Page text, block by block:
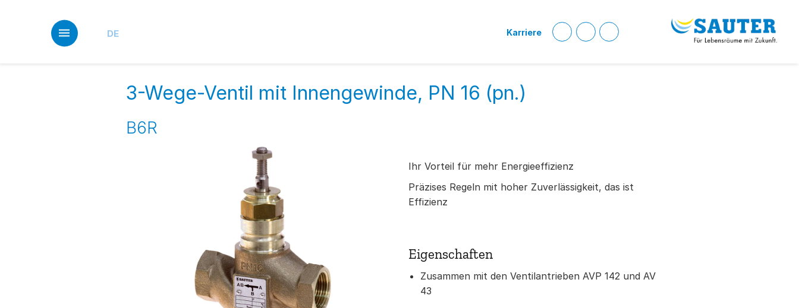
DE Karriere
3-Wege-Ventil mit Innengewinde, PN 16 (pn.)
B6R
Ihr Vorteil für mehr Energieeffizienz
Präzises Regeln mit hoher Zuverlässigkeit, das ist
Effizienz
Eigenschaften
Zusammen mit den Ventilantrieben AVP 142 und AV
43